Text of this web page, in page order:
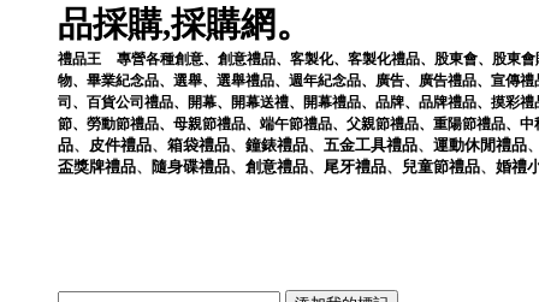
品採購,採購網。
禮品王 專營各種創意、 創意禮品、 客製化、 客製化禮品、 股東會、 股東會
物、 畢業紀念品、 選舉、 選舉禮品、 週年紀念品、 廣告、 廣告禮品、 宣傳禮
司 、 百貨公司禮品、 開幕、 開幕送禮、 開幕禮品、 品牌、 品牌禮品、 摸彩禮
節、 勞動節禮品、 母親節禮品、 端午節禮品、 父親節禮品、 重陽節禮品、 中
品、 皮件禮品、 箱袋禮品、 鐘錶禮品、 五金工具禮品、 運動休閒禮品
盃獎牌禮品、 隨身碟禮品、 創意禮品、 尾牙禮品、 兒童節禮品、 婚禮